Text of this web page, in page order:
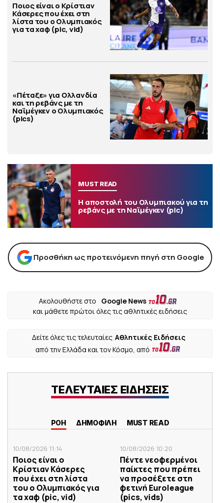
Ποιος είναι ο Κρίστιαν
Κάσερες που έχει στη
λίστα του ο Ολυμπιακός
για τα χαφ (pic, vid)
«Πέταξε» για Ολλανδία
και τη ρεβάνς με τη
Ναϊμέγκεν ο Ολυμπιακός
(pics)
MUST READ
Η αποστολή του Ολυμπιακού για τη
ρεβάνς με τη Ναϊμέγκεν (pic)
Προσθήκη ως προτεινόμενη πηγή στη Google
Ακολουθήστε στο
Google News
και μάθετε πρώτοι όλες τις αθλητικές ειδήσεις
Δείτε όλες τις τελευταίες Αθλητικές Ειδήσεις
από την Ελλάδα και τον Κόσμο, από
ΤΕΛΕΥΤΑΙΕΣ ΕΙΔΗΣΕΙΣ
ΡΟΗ ΔΗΜΟΦΙΛΗ MUST READ
10/08/2026 11:14
Ποιος είναι ο
Κρίστιαν Κάσερες
που έχει στη λίστα
του ο Ολυμπιακός για
τα χαφ (pic, vid)
10/08/2026 10:20
Πέντε νεοφερμένοι
παίκτες που πρέπει
να προσέξετε στη
φετινή Euroleague
(pics, vids)